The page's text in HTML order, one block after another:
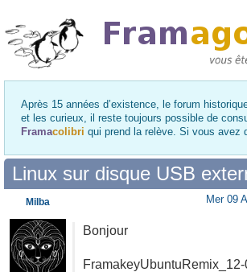
Après 15 années d’existence, le forum
et les curieux, il reste toujours possible de
Framacolibri qui prend la relève. Si vous
Linux sur disque USB
Mer 09
Bonjour
Milba